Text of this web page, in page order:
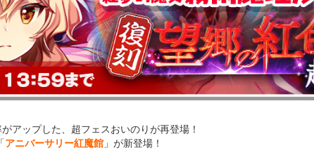
アップした、超フェスおいのりが再登場！
アニバーサリー紅魔館 」が新登場！